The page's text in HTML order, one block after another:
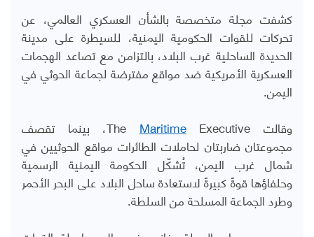
كشفت مجلة متخصصة بالشأن العسكري العالمي، عن
تحركات للقوات الحكومية اليمنية، للسيطرة على مدينة
الحديدة الساحلية غرب البلاد، بالتزامن مع تصاعد الهجمات
العسكرية الأمريكية ضد مواقع مفترضة لجماعة الحوثي في
اليمن.
وقالت
The MaritimeExecutive
، بينما تقصف
مجموعتان ضاربتان لحاملات الطائرات مواقع الحوثيين في
شمال غرب اليمن، تُشكّل الحكومة اليمنية الرسمية
وحلفاؤها قوةً كبيرةً لاستعادة ساحل البلاد على البحر الأحمر
وطرد الجماعة المسلحة من السلطة.